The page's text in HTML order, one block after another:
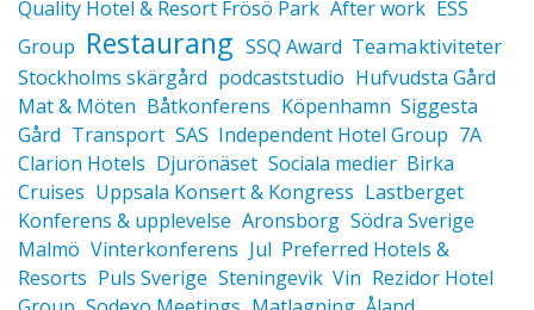
Quality Hotel & Resort Frösö Park After work ESS
Group Restaurang SSQ Award Teamaktiviteter
Stockholms skärgård podcaststudio Hufvudsta Gård
Mat & Möten Båtkonferens Köpenhamn Siggesta
Gård Transport SAS Independent Hotel Group 7A
Clarion Hotels Djurönäset Sociala medier Birka
Cruises Uppsala Konsert & Kongress Lastberget
Konferens & upplevelse Aronsborg Södra Sverige
Malmö Vinterkonferens Jul Preferred Hotels &
Resorts Puls Sverige Steningevik Vin Rezidor Hotel